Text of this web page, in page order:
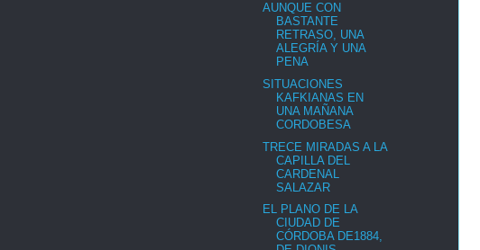
AUNQUE CON
BASTANTE
RETRASO, UNA
ALEGRÍA Y UNA
PENA
SITUACIONES
KAFKIANAS EN
UNA MAÑANA
CORDOBESA
TRECE MIRADAS A LA
CAPILLA DEL
CARDENAL
SALAZAR
EL PLANO DE LA
CIUDAD DE
CÓRDOBA DE1884,